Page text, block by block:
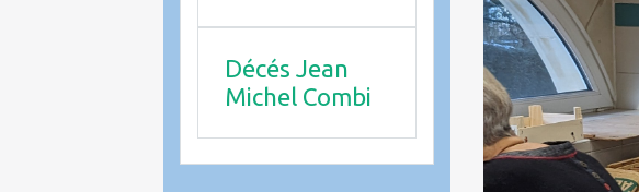
Décés Jean
Michel Combi